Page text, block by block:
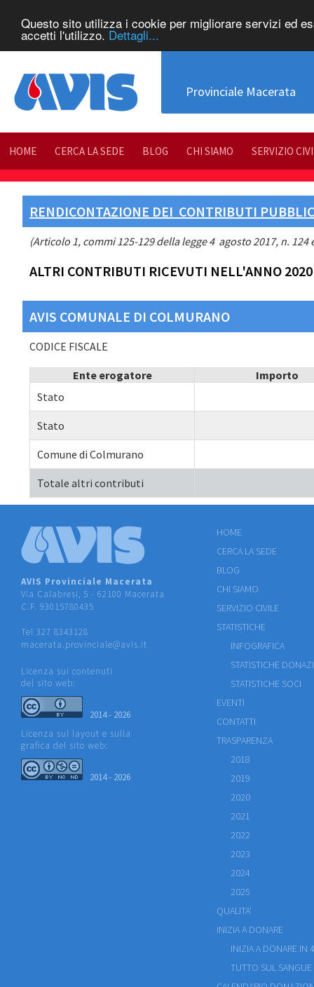
Questo sito utilizza i cookie per migliorare servizi ed
accetti l'utilizzo. Dettagli...
Provinciale Macerata
HOME CERCA LA SEDE BLOG CHI SIAMO SERVIZIO
RENDICONTAZIONE DEI CONTRIBUTI
(Articolo 1, commi 125-129 della legge 4 agosto 2017, n. 124
ALTRI CONTRIBUTI RICEVUTI NELL'ANNO 2020
AVIS COMUNALE DI COLMURANO
CODICE FISCALE
Ente erogatore
Importo
Stato
Stato
Comune di Colmurano
Totale altri contributi
AVIS Provinciale Macerata
Via Calabresi, 5 - 62100 Macerata
C.F. 93015780435
Tel 327 8343128
macerata.provinciale@avis.it
Licenza sui contenuti
del sito web:
2014 - 2026
Licenza sul layout e sulla
grafica del sito web:
2014 - 2026
HOME
CERCA LA SEDE
BLOG
CHI SIAMO
SERVIZIO CIVILE
STATISTICHE
INFOGRAFICA
STATISTICHE
STATISTICHE SOCI
EVENTI
CONTATTI
TRASPARENZA
2018
2019
2020
2021
2022
2023
2024
2025
QUALITA'
INIZIA A DONARE
INIZIA A DONARE IN
TUTTO SUL SANGUE